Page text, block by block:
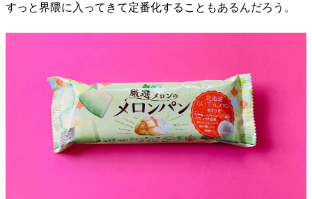
すっと界隈に入ってきて定番化することもあるんだろう。